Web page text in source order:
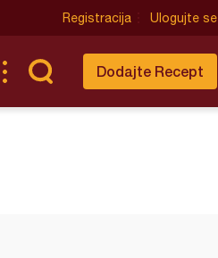
Registracija Ulogujte se
Dodajte Recept